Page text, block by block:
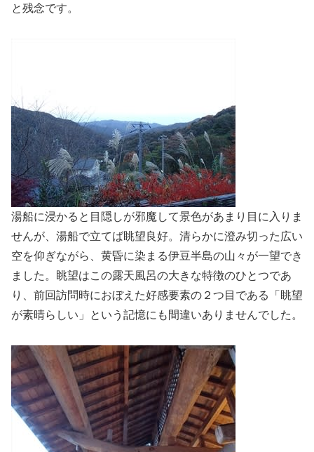
と残念です。
湯船に浸かると目隠しが邪魔して景色があまり目に入りま
せんが、湯船で立てば眺望良好。清らかに澄み切った広い
空を仰ぎながら、黄昏に染まる伊豆半島の山々が一望でき
ました。眺望はこの露天風呂の大きな特徴のひとつであ
り、前回訪問時におぼえた好感要素の２つ目である「眺望
が素晴らしい」という記憶にも間違いありませんでした。